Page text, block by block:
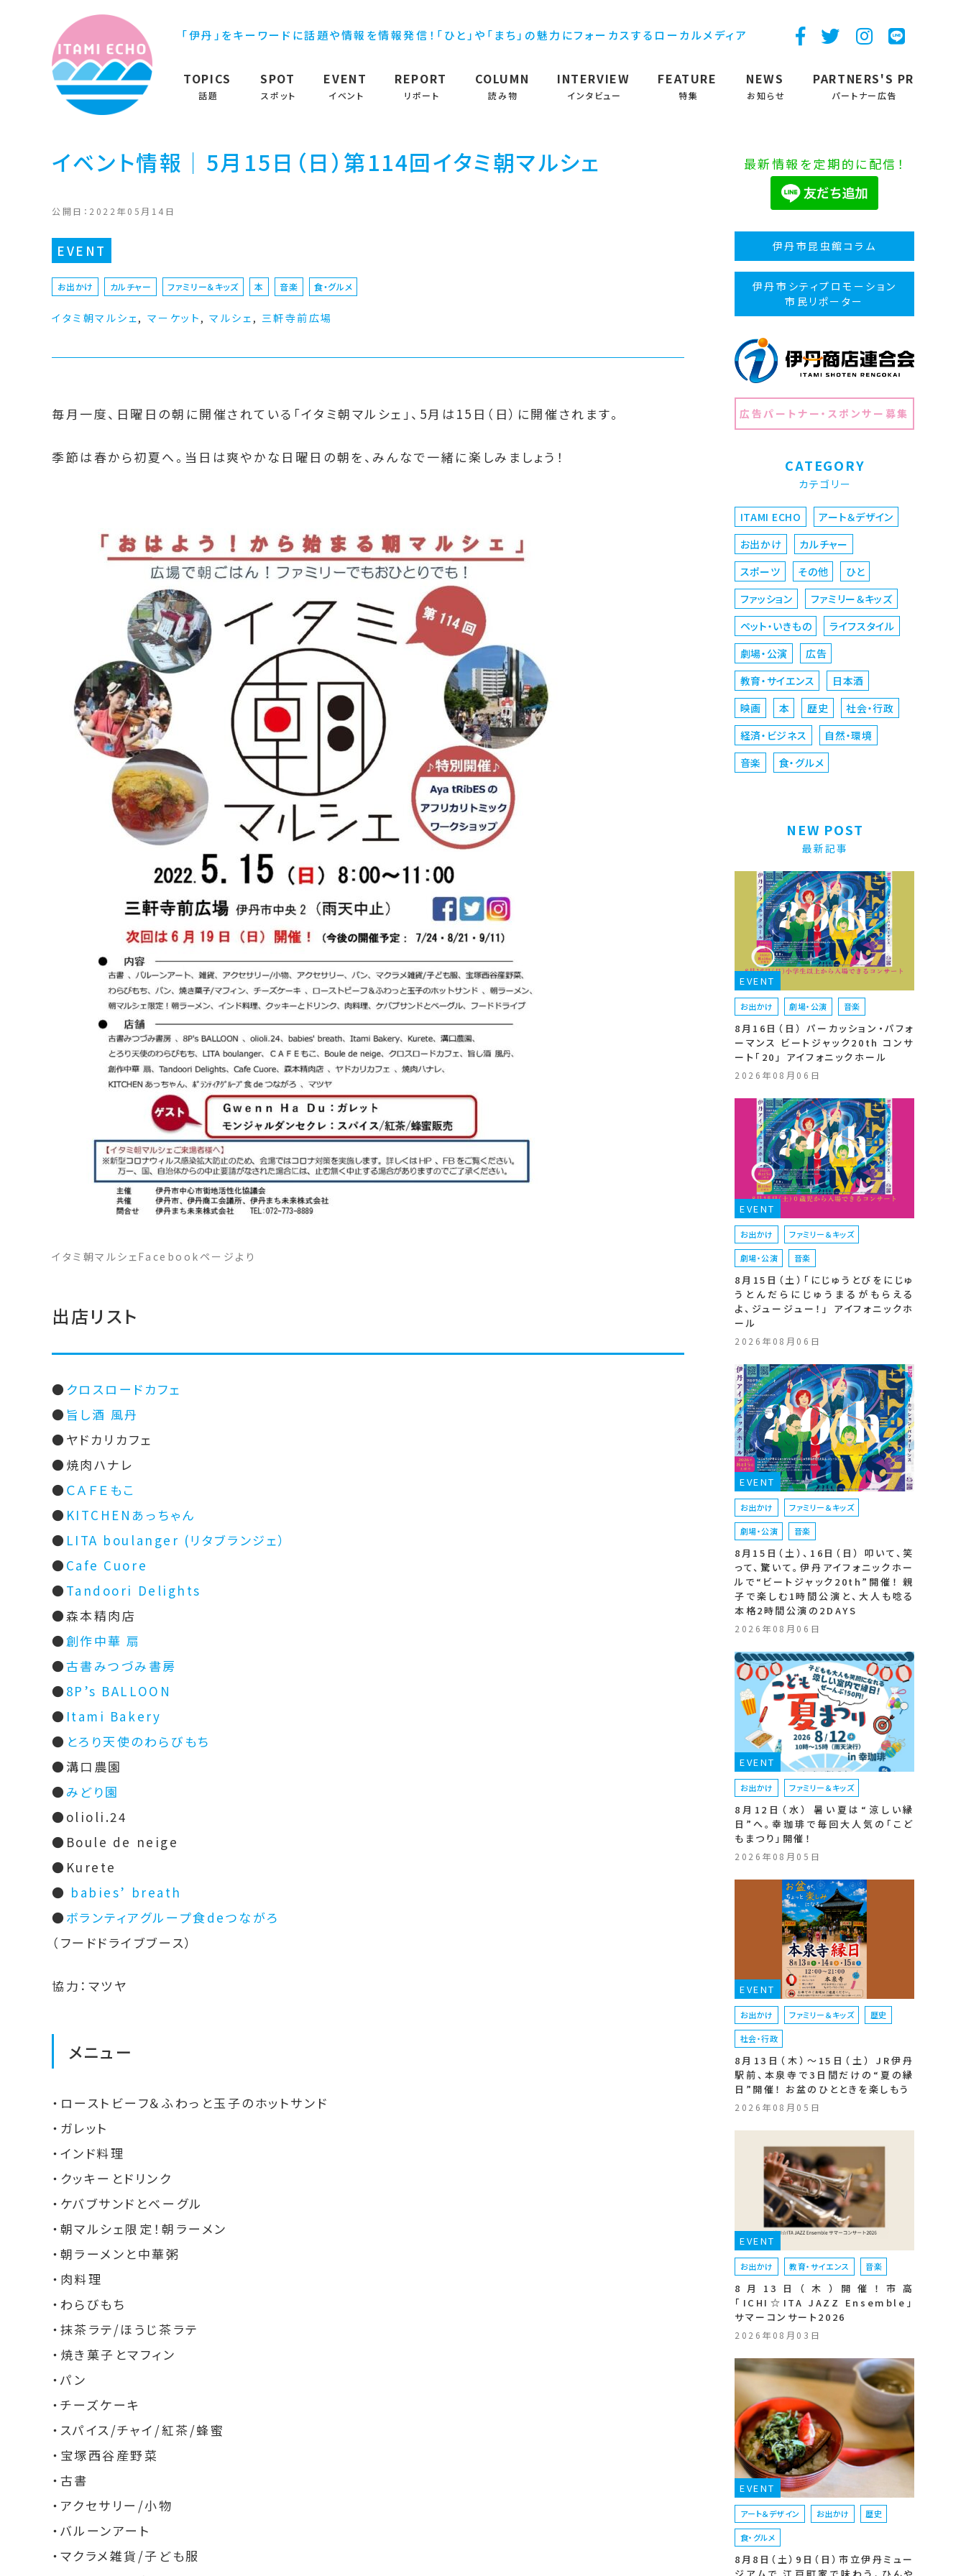
「伊丹」をキーワードに話題や情報を情報発信！「ひと」や「まち」の魅力にフォーカスするローカルメディア
TOPICS
話題
SPOT
スポット
EVENT
イベント
REPORT
リポート
COLUMN
読み物
INTERVIEW
インタビュー
FEATURE
特集
NEWS
お知らせ
PARTNERS'S PR
パートナー広告
イベント情報｜5月15日（日）第114回イタミ朝マルシェ
公開日：2022年05月14日
EVENT
お出かけ カルチャー ファミリー＆キッズ 本 音楽 食・グルメ
イタミ朝マルシェ, マーケット ,マルシェ , 三軒寺前広場
毎月一度、日曜日の朝に開催されている「イタミ朝マルシェ」、5月は15日（日）に開催されます。
季節は春から初夏へ。当日は爽やかな日曜日の朝を、みんなで一緒に楽しみましょう！
イタミ朝マルシェFacebookページより
出店リスト
● クロスロードカフェ
● 旨し酒 風丹
●ヤドカリカフェ
●焼肉ハナレ
●ＣＡＦＥもこ
● KITCHENあっちゃん
● LITA boulanger (リタブランジェ）
●Cafe Cuore
●Tandoori Delights
●森本精肉店
●創作中華 扇
●古書みつづみ書房
●8P’s BALLOON
● Itami Bakery
● とろり天使のわらびもち
●溝口農園
●みどり園
●olioli.24
●Boule de neige
●Kurete
● babies’ breath
●ボランティアグループ食deつながろ
（フードドライブブース）
協力：マツヤ
メニュー
・ローストビーフ＆ふわっと玉子のホットサンド
・ガレット
・インド料理
・クッキーとドリンク
・ケバブサンドとベーグル
・朝マルシェ限定！朝ラーメン
・朝ラーメンと中華粥
・肉料理
・わらびもち
・抹茶ラテ/ほうじ茶ラテ
・焼き菓子とマフィン
・パン
・チーズケーキ
・スパイス/チャイ/紅茶/蜂蜜
・宝塚西谷産野菜
・古書
・アクセサリー/小物
・バルーンアート
・マクラメ雑貨/子ども服
最新情報を定期的に配信！
伊丹市昆虫館コラム
伊丹市シティプロモーション
市民リポーター
広告パートナー・スポンサー募集
CATEGORY
カテゴリー
ITAMI ECHO
アート＆デザイン
お出かけ
カルチャー
スポーツ
その他
ひと
ファッション
ファミリー＆キッズ
ペット・いきもの
ライフスタイル
劇場・公演
広告
教育・サイエンス
日本酒
映画
本 歴史
社会・行政
経済・ビジネス
自然・環境
音楽
食・グルメ
NEW POST
最新記事
EVENT
お出かけ 劇場・公演 音楽
8月16日（日） パーカッション・パフォ
ーマンス ビートジャック20th コンサ
ート「20」 アイフォニックホール
2026年08月06日
EVENT
お出かけ ファミリー＆キッズ
劇場・公演 音楽
8月15日（土）「にじゅうとびをにじゅ
うとんだらにじゅうまるがもらえる
よ、ジュージュー！」 アイフォニックホ
ール
2026年08月06日
EVENT
お出かけ ファミリー＆キッズ
劇場・公演 音楽
8月15日（土）、16日（日） 叩いて、笑
って、驚いて。伊丹アイフォニックホー
ルで“ビートジャック20th”開催！ 親
子で楽しむ1時間公演と、大人も唸る
本格2時間公演の2DAYS
2026年08月06日
EVENT
お出かけ ファミリー＆キッズ
8月12日（水） 暑い夏は“涼しい縁
日”へ。幸珈琲で毎回大人気の「こど
もまつり」開催！
2026年08月05日
EVENT
お出かけ ファミリー＆キッズ 歴史
社会・行政
8月13日（木）〜15日（土） JR伊丹
駅前、本泉寺で3日間だけの“夏の縁
日”開催！ お盆のひとときを楽しもう
2026年08月05日
EVENT
お出かけ 教育・サイエンス 音楽
8月13日（木）開催！市高
「ICHI☆ITA JAZZ Ensemble」
サマーコンサート2026
2026年08月03日
EVENT
アート＆デザイン お出かけ 歴史
食・グルメ
8月8日（土）9日（日）市立伊丹ミュー
ジアムで 江戸町家で味わう、ひんや